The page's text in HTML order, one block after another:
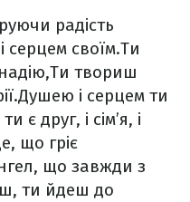
радість
серцем своїм.Ти
Ти твориш
Душею і серцем ти
є друг, і сім’я, і
що гріє
що завжди з
ти йдеш до